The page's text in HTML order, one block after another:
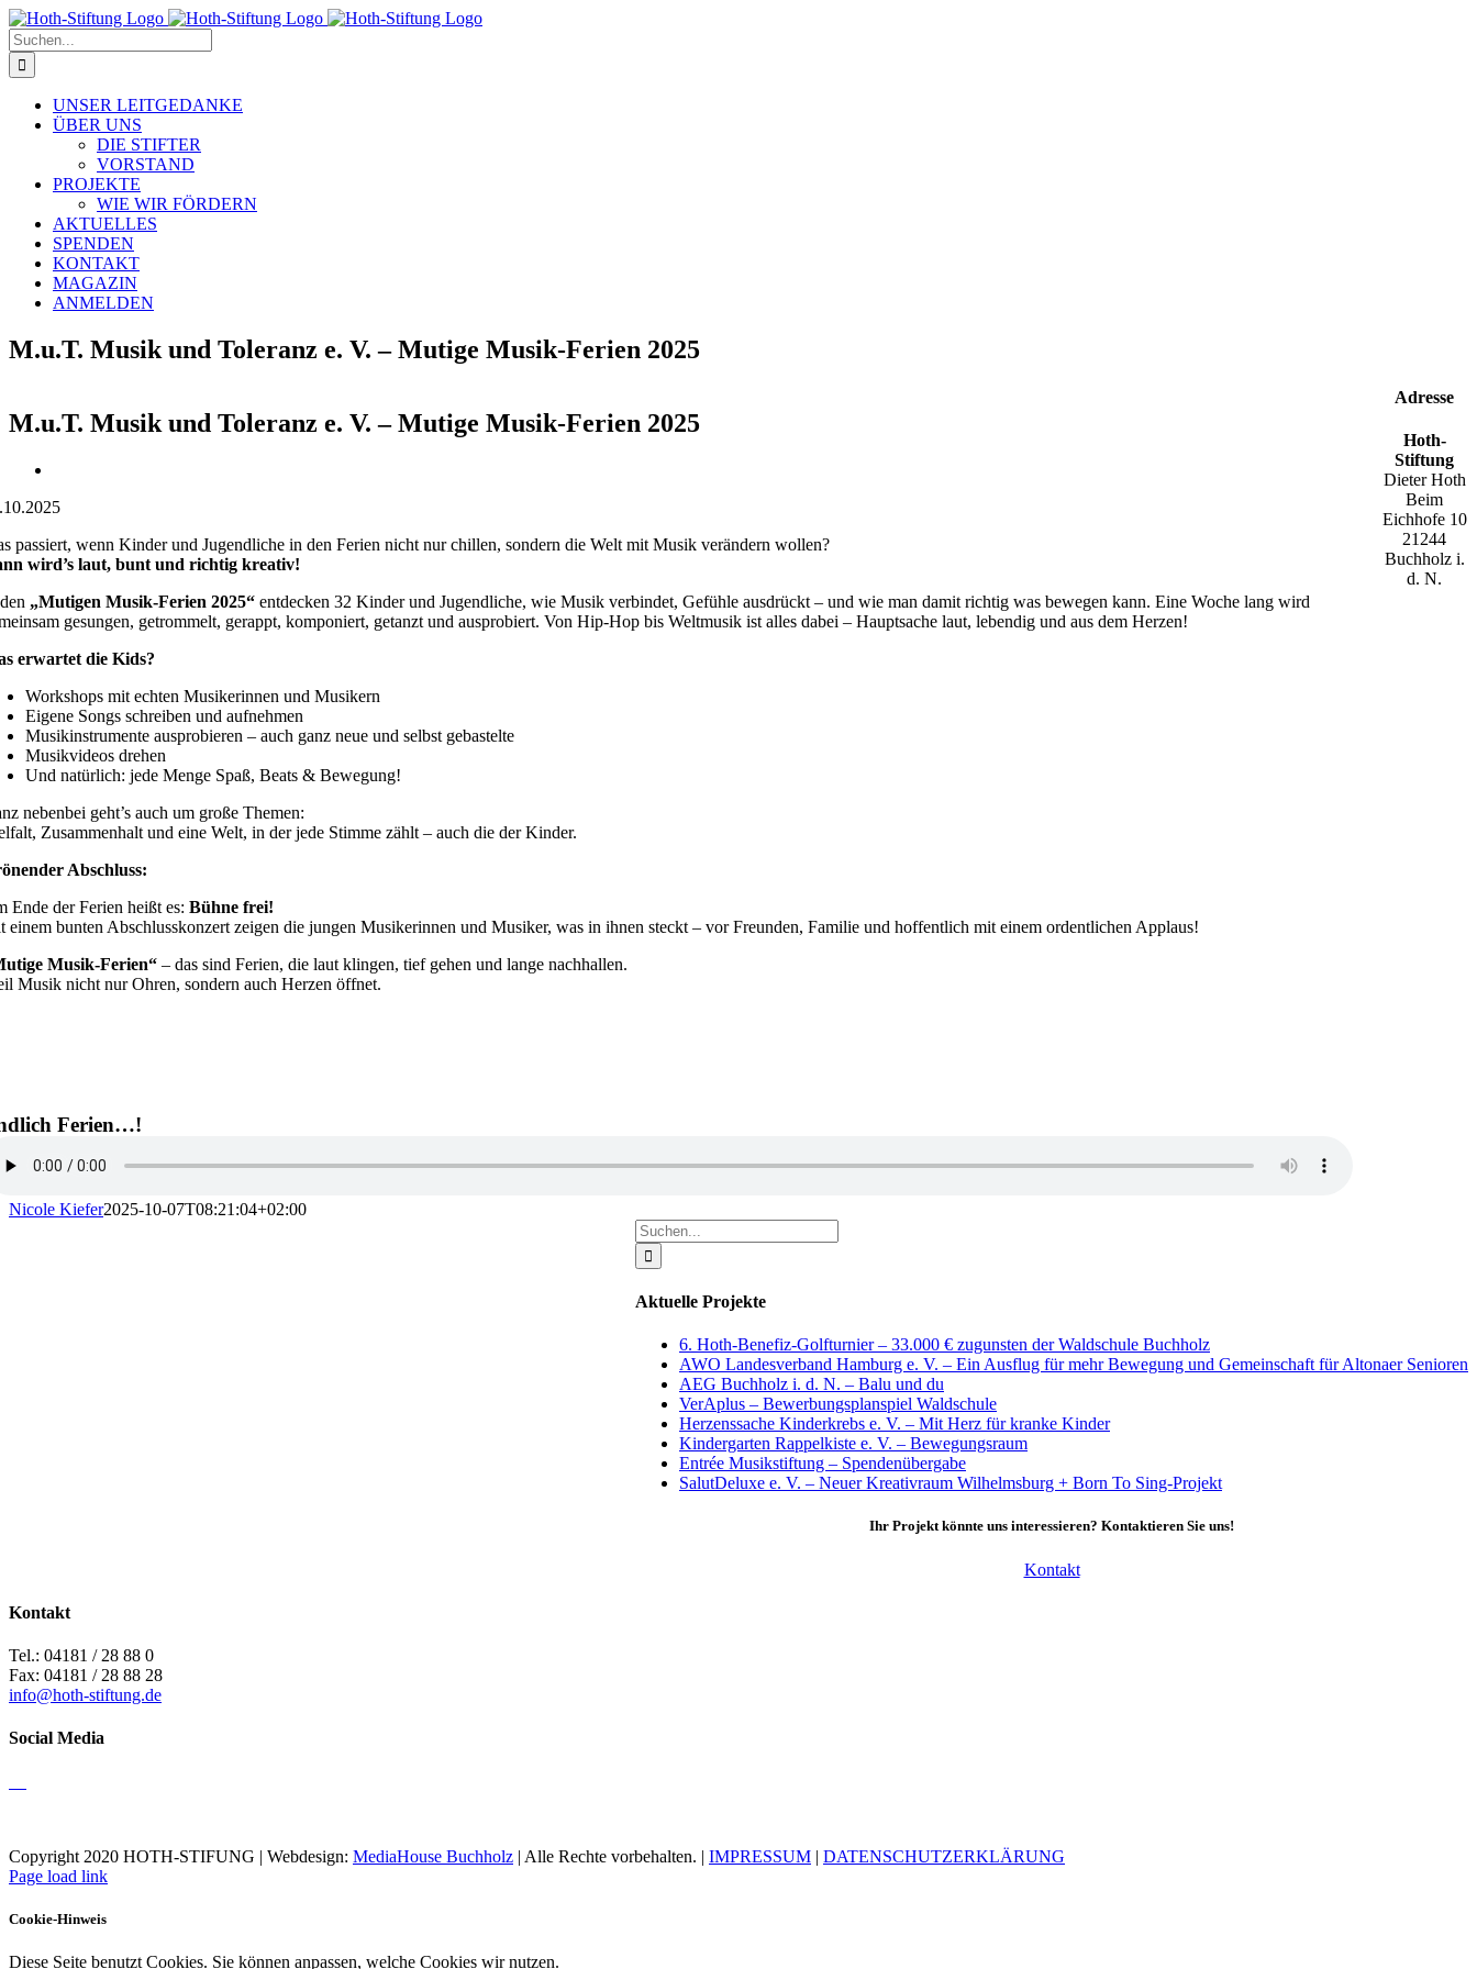
Zum
Inhalt
springen
Suche
nach:
UNSER LEITGEDANKE
ÜBER UNS
DIE STIFTER
VORSTAND
PROJEKTE
WIE WIR FÖRDERN
AKTUELLES
SPENDEN
KONTAKT
MAGAZIN
ANMELDEN
M.u.T. Musik und Toleranz e. V. – Mutige Musik-Ferien 2025
M.u.T. Musik und Toleranz e. V. – Mutige Musik-Ferien 2025
Bild
passiert, wenn Kinder und Jugendliche in den Ferien nicht nur chillen, sondern die Welt mit Musik verändern wollen?
wird’s laut, bunt und richtig kreativ!
„Mutigen Musik-Ferien 2025“ entdecken 32 Kinder und Jugendliche, wie Musik verbindet, Gefühle ausdrückt – und wie man damit richtig was bewegen kann. Eine Woche lang wird
gesungen, getrommelt, gerappt, komponiert, getanzt und ausprobiert. Von Hip-Hop bis Weltmusik ist alles dabei – Hauptsache laut, lebendig und aus dem Herzen!
erwartet die Kids?
Workshops mit echten Musikerinnen und Musikern
Eigene Songs schreiben und aufnehmen
Musikinstrumente ausprobieren – auch ganz neue und selbst gebastelte
Musikvideos drehen
Und natürlich: jede Menge Spaß, Beats & Bewegung!
nebenbei geht’s auch um große Themen:
Zusammenhalt und eine Welt, in der jede Stimme zählt – auch die der Kinder.
Abschluss:
Ende der Ferien heißt es:Bühne frei!
einem bunten Abschlusskonzert zeigen die jungen Musikerinnen und Musiker, was in ihnen steckt – vor Freunden, Familie und hoffentlich mit einem ordentlichen Applaus!
Musik-Ferien“ – das sind Ferien, die laut klingen, tief gehen und lange nachhallen.
Musik nicht nur Ohren, sondern auch Herzen öffnet.
Ferien…!
Nicole Kiefer2025-10-07T08:21:04+02:00
Suche
nach:
Aktuelle Projekte
6. Hoth-Benefiz-Golfturnier – 33.000 € zugunsten der Waldschule Buchholz
AWO Landesverband Hamburg e. V. – Ein Ausflug für mehr Bewegung und Gemeinschaft für Altonaer Senioren
AEG Buchholz i. d. N. – Balu und du
VerAplus – Bewerbungsplanspiel Waldschule
Herzenssache Kinderkrebs e. V. – Mit Herz für kranke Kinder
Kindergarten Rappelkiste e. V. – Bewegungsraum
Entrée Musikstiftung – Spendenübergabe
SalutDeluxe e. V. – Neuer Kreativraum Wilhelmsburg + Born To Sing-Projekt
Ihr Projekt könnte uns interessieren? Kontaktieren Sie uns!
Kontakt
Adresse
Hoth-
Stiftung
Dieter Hoth
Beim
Eichhofe 10
21244
Buchholz i.
d. N.
Kontakt
Tel.: 04181 / 28 88 0
Fax: 04181 / 28 88 28
info@hoth-stiftung.de
Social Media
Copyright 2020 HOTH-STIFUNG | Webdesign: MediaHouse Buchholz | Alle Rechte vorbehalten. | IMPRESSUM | DATENSCHUTZERKLÄRUNG
Page load link
Cookie-Hinweis
Diese Seite benutzt Cookies. Sie können anpassen, welche Cookies wir nutzen.